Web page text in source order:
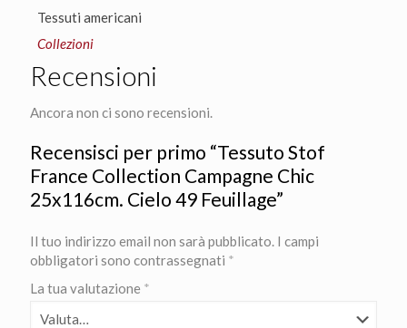
Tessuti americani
Collezioni
Recensioni
Ancora non ci sono recensioni.
Recensisci per primo “Tessuto Stof
France Collection Campagne Chic
25x116cm. Cielo 49 Feuillage”
Il tuo indirizzo email non sarà pubblicato. I campi
obbligatori sono contrassegnati *
La tua valutazione *